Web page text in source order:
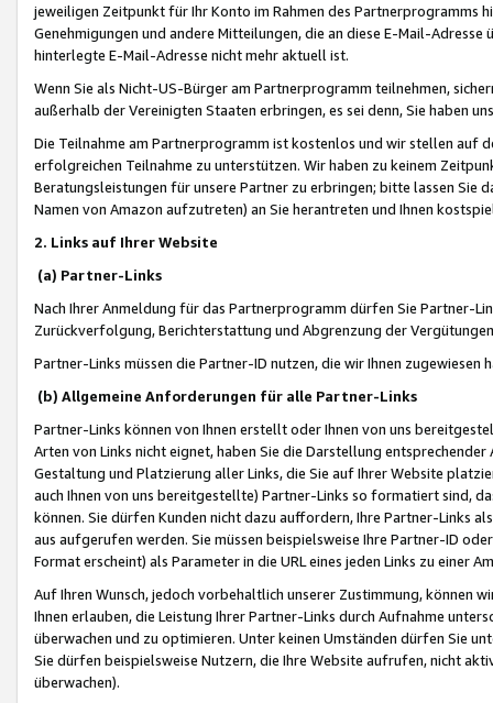
jeweiligen Zeitpunkt für Ihr Konto im Rahmen des Partnerprogramms
Genehmigungen und andere Mitteilungen, die an diese E-Mail-
hinterlegte E-Mail-Adresse nicht mehr aktuell ist.
Wenn Sie als Nicht-US-Bürger am Partnerprogramm teilnehmen,
außerhalb der Vereinigten Staaten erbringen, es sei denn, Sie haben
Die Teilnahme am Partnerprogramm ist kostenlos und wir stellen auf
erfolgreichen Teilnahme zu unterstützen. Wir haben zu keinem
Beratungsleistungen für unsere Partner zu erbringen; bitte lassen Sie
Namen von Amazon aufzutreten) an Sie herantreten und Ihnen
2. Links auf Ihrer Website
(a) Partner-Links
Nach Ihrer Anmeldung für das Partnerprogramm dürfen Sie Partner-
Zurückverfolgung, Berichterstattung und Abgrenzung der
Partner-Links müssen die Partner-ID nutzen, die wir Ihnen zugewiesen
(b) Allgemeine Anforderungen für alle Partner-Links
Partner-Links können von Ihnen erstellt oder Ihnen von uns
Arten von Links nicht eignet, haben Sie die Darstellung
Gestaltung und Platzierung aller Links, die Sie auf Ihrer Website
auch Ihnen von uns bereitgestellte) Partner-Links so formatiert sind,
können. Sie dürfen Kunden nicht dazu auffordern, Ihre Partner-Links
aus aufgerufen werden. Sie müssen beispielsweise Ihre Partner-ID
Format erscheint) als Parameter in die URL eines jeden Links zu einer
Auf Ihren Wunsch, jedoch vorbehaltlich unserer Zustimmung, können
Ihnen erlauben, die Leistung Ihrer Partner-Links durch Aufnahme
überwachen und zu optimieren. Unter keinen Umständen dürfen Sie
Sie dürfen beispielsweise Nutzern, die Ihre Website aufrufen, nicht
überwachen).